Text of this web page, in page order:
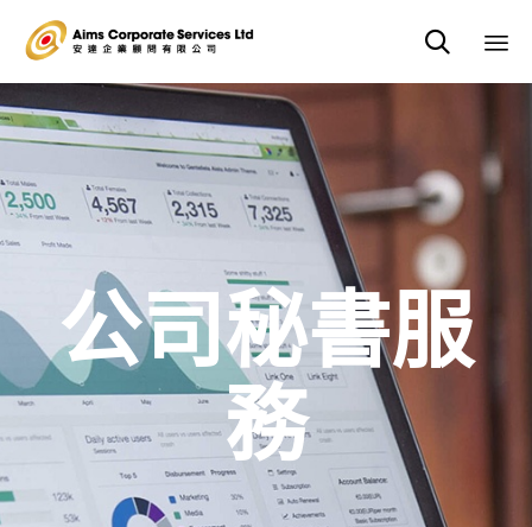

公司秘書服
務